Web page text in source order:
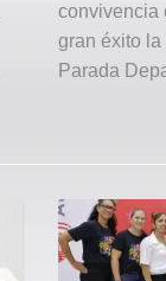
convivencia
gran éxito
Parada